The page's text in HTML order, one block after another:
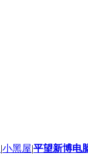
|小黑屋|平望新博电